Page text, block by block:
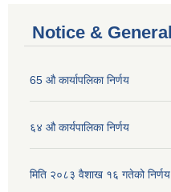
Notice &
65 औ कार्यापलिका निर्णय
६४ औ कार्यपालिका निर्णय
मिति २०८३ वैशाख १६ गतेको निर्णय